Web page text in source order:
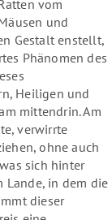
vom
und
Gestalt enstellt,
Phänomen des
Heiligen und
mittendrin. Am
verwirrte
ohne auch
sich hinter
Lande, in dem die
dieser